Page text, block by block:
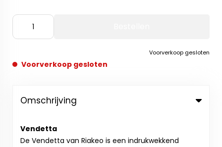
Voorverkoop gesloten
Voorverkoop gesloten
Omschrijving
Vendetta
De Vendetta van Riakeo is een indrukwekkend